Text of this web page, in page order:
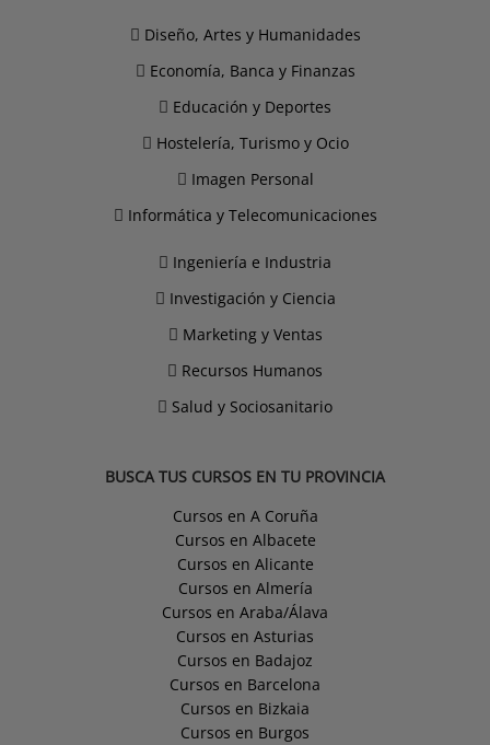
Diseño, Artes y Humanidades
Economía, Banca y Finanzas
Educación y Deportes
Hostelería, Turismo y Ocio
Imagen Personal
Informática y Telecomunicaciones
Ingeniería e Industria
Investigación y Ciencia
Marketing y Ventas
Recursos Humanos
Salud y Sociosanitario
BUSCA TUS CURSOS EN TU PROVINCIA
Cursos en A Coruña
Cursos en Albacete
Cursos en Alicante
Cursos en Almería
Cursos en Araba/Álava
Cursos en Asturias
Cursos en Badajoz
Cursos en Barcelona
Cursos en Bizkaia
Cursos en Burgos